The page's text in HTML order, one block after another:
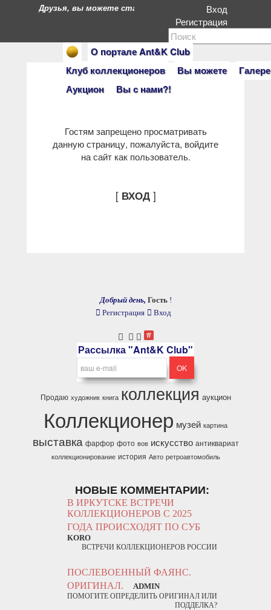
О портале Ant&K Club
Клуб коллекционеров
Вы можете
Аукцион
Вы с нами?!
Друзья, вы можете стать героями нашего портала.
Вход
Регистрация
Гостям запрещено просматривать
данную страницу, пожалуйста, войдите
на сайт как пользователь.
[ ВХОД]
Добрый день, Гость !
Регистрация
Вход
Рассылка "Ant&K Club"
Продаю художник книга коллекция аукцион
Коллекционер музей картина
выставка фарфор фото вов искусство антиквариат
коллекционирование история Авто ретроавтомобиль
НОВЫЕ КОММЕНТАРИИ:
В ИРКУТСКЕ ВСТРЕЧИ
КОЛЛЕКЦИОНЕРОВ С 2025
ГОДА ПРОИСХОДЯТ ПО СУБ
KORO
ВСТРЕЧИ КОЛЛЕКЦИОНЕРОВ РОССИИ
ПОСЛЕВОЕННЫЙ ФАЯНС.
ОРИГИНАЛ.
ADMIN
ПОМОГИТЕ ОПРЕДЕЛИТЬ ОРИГИНАЛ ИЛИ
ПОДДЕЛКА?